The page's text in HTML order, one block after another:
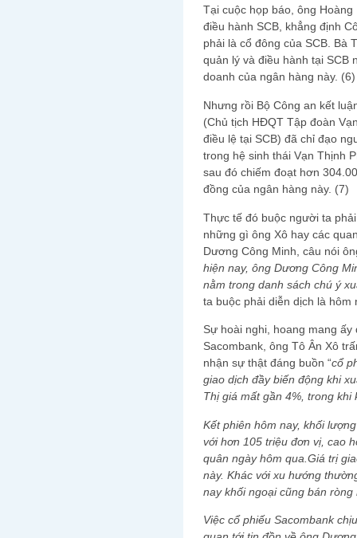
Tại cuộc họp báo, ông
điều hành SCB, khẳng định
phải là cổ đông của SCB. Bà
quản lý và điều hành tại SCB
doanh của ngân hàng này. (6)
Nhưng rồi Bộ Công an kết
(Chủ tịch HĐQT Tập đoàn
điều lệ tại SCB) đã chỉ đạo
trong hệ sinh thái Vạn Thịnh
sau đó chiếm đoạt hơn
đồng của ngân hàng này. (7)
Thực tế đó buộc người ta
những gì ông Xô hay các
Dương Công Minh, câu nói
hiện nay, ông Dương Công
nằm trong danh sách chú ý
ta buộc phải diễn dịch là
Sự hoài nghi, hoang mang
Sacombank, ông Tô Ân Xô
nhận sự thật đáng buồn “cổ
giao dịch đầy biến động khi
Thị giá mất gần 4%, trong
Kết phiên hôm nay, khối
với hơn 105 triệu đơn vị, cao
quân ngày hôm qua.Giá trị
này. Khác với xu hướng
nay khối ngoại cũng bán
Việc cổ phiếu Sacombank